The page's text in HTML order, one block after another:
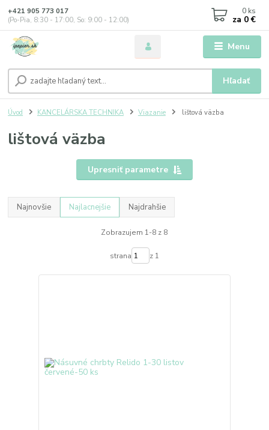
Menu
Hľadať
+421 905 773 017
(Po-Pia, 8:30 - 17:00, So: 9:00 - 12:00)
0 ks
za 0 €
Úvod KANCELÁRSKA TECHNIKA Viazanie lištová väzba
lištová väzba
Upresniť parametre
Najnovšie Najlacnejšie Najdrahšie
Zobrazujem 1-8 z 8
strana z 1